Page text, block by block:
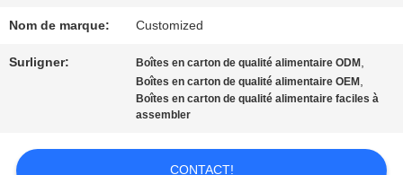
D'USINE
CONTRÔLE
QUALITÉ
Nom de marque: Customized
Surligner: Boîtes en carton de qualité alimentaire ODM ,
Boîtes en carton de qualité alimentaire OEM ,
Boîtes en carton de qualité alimentaire faciles à
assembler
CONTACT!